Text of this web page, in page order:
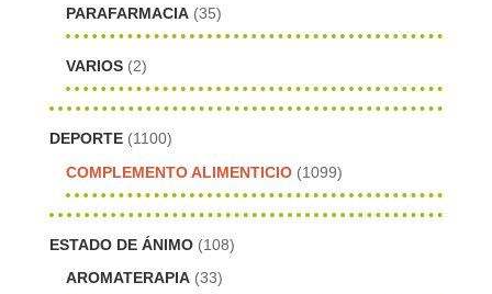
PARAFARMACIA (35)
VARIOS (2)
DEPORTE (1100)
COMPLEMENTO ALIMENTICIO (1099)
ESTADO DE ÁNIMO (108)
AROMATERAPIA (33)